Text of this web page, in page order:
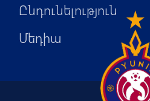
Ընդունելություն
Մեդիա